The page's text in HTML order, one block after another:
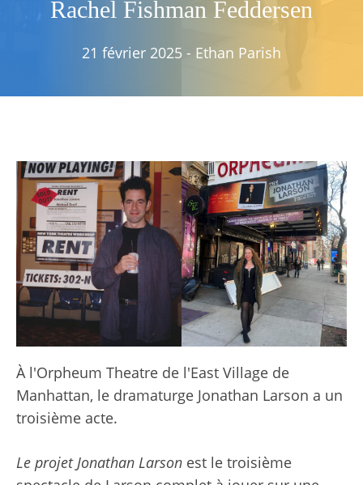
Rachel Fishman Feddersen
21 février 2025 - Ethan Parish
À l'Orpheum Theatre de l'East Village de
Manhattan, le dramaturge Jonathan Larson a un
troisième acte.
Le projet Jonathan Larson est le troisième